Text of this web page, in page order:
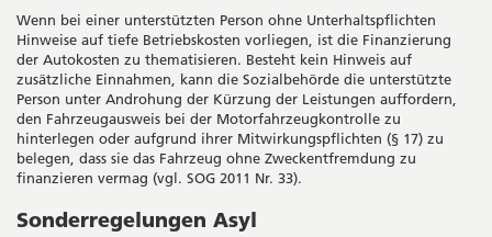
Wenn bei einer unterstützten Person ohne Unterhaltspflichten
Hinweise auf tiefe Betriebskosten vorliegen, ist die Finanzierung
der Autokosten zu thematisieren. Besteht kein Hinweis auf
zusätzliche Einnahmen, kann die Sozialbehörde die unterstützte
Person unter Androhung der Kürzung der Leistungen auffordern,
den Fahrzeugausweis bei der Motorfahrzeugkontrolle zu
hinterlegen oder aufgrund ihrer Mitwirkungspflichten (§ 17) zu
belegen, dass sie das Fahrzeug ohne Zweckentfremdung zu
finanzieren vermag (vgl. SOG 2011 Nr. 33).
Sonderregelungen Asyl